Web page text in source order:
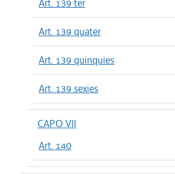
Art. 139 ter
Art. 139 quater
Art. 139 quinquies
Art. 139 sexies
CAPO VII
Art. 140